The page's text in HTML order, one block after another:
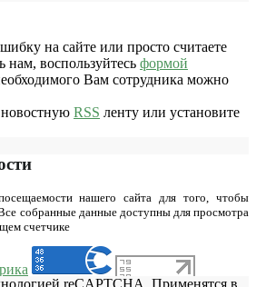
на сайте или просто считаете
воспользуйтесь формой
Вам сотрудника можно
RSS ленту или установите
нашего сайта для того, чтобы
собранные данные доступны для просмотра
счетчике